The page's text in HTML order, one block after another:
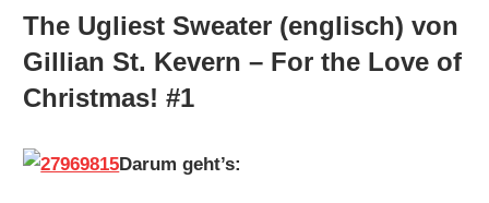
The Ugliest Sweater (englisch) von
Gillian St. Kevern – For the Love of
Christmas! #1
Darum geht’s: